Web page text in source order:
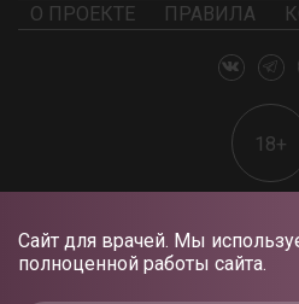
Сайт для врачей. Мы
полноценной работы сайта.
О ПРОЕКТЕ ПРАВИЛА
18+